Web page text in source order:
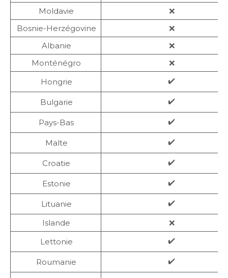
Moldavie
❌
Bosnie-Herzégovine
❌
Albanie
❌
Monténégro
❌
Hongrie
✔️
Bulgarie ✔️
Pays-Bas ✔️
Malte ✔️
Croatie ✔️
Estonie ✔️
Lituanie ✔️
Islande
❌
Lettonie
✔️
Roumanie ✔️